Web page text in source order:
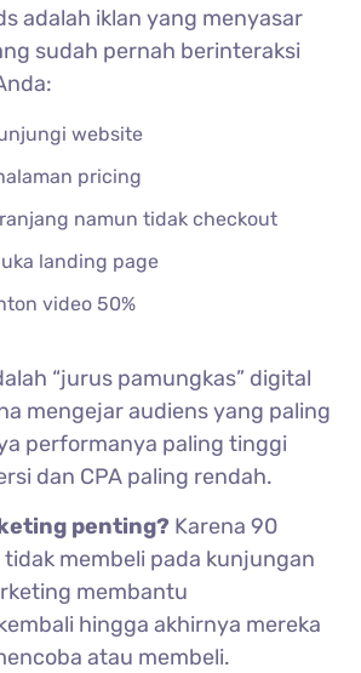
adalah iklan yang menyasar
sudah pernah berinteraksi
website
pricing
namun tidak checkout
landing page
video 50%
“jurus pamungkas” digital
mengejar audiens yang paling
performanya paling tinggi
dan CPA paling rendah.
penting? Karena 90
membeli pada kunjungan
membantu
hingga akhirnya mereka
atau membeli.